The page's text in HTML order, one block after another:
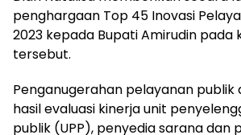
penghargaan Top 45 Inovasi
2023 kepada Bupati Amirudin pada
tersebut.
Penganugerahan pelayanan publik
hasil evaluasi kinerja unit
publik (UPP), penyedia sarana dan